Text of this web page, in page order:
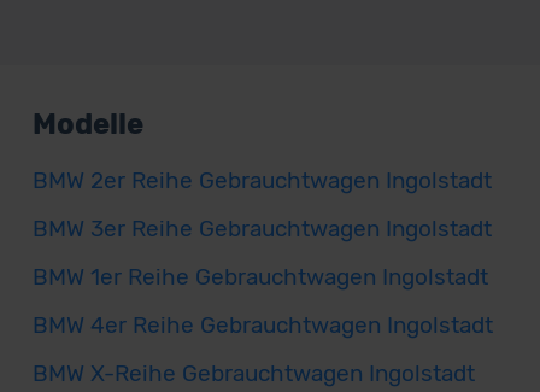
Modelle
BMW 2er Reihe Gebrauchtwagen Ingolstadt
BMW 3er Reihe Gebrauchtwagen Ingolstadt
BMW 1er Reihe Gebrauchtwagen Ingolstadt
BMW 4er Reihe Gebrauchtwagen Ingolstadt
BMW X-Reihe Gebrauchtwagen Ingolstadt